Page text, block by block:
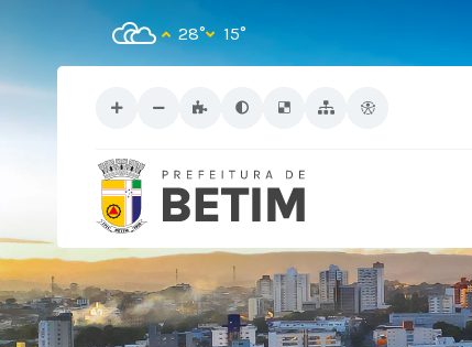
28° 15°